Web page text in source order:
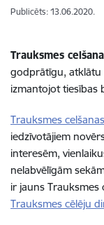
Publicēts: 13.06.2020.
Trauksmes celšana
godprātīgu, atklātu
izmantojot tiesības
Trauksmes
iedzīvotājiem
interesēm,
nelabvēlīgām
ir jauns Trauksmes
Trauksmes cēlēju